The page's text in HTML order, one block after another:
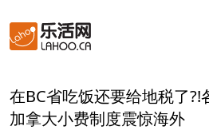
在BC省吃饭还要给地税了?!
加拿大小费制度震惊海外